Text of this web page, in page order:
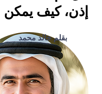
إذن، كيف يمكن
بقلم خالد محمد